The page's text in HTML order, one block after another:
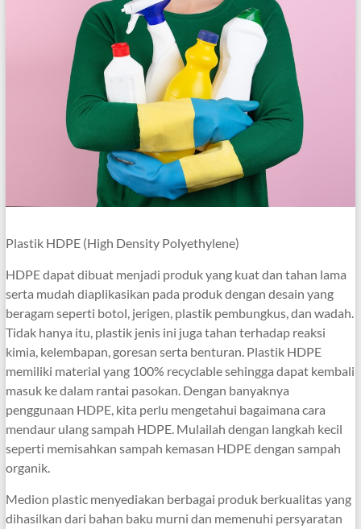
Plastik HDPE (High Density Polyethylene)
HDPE dapat dibuat menjadi produk yang kuat dan tahan lama
serta mudah diaplikasikan pada produk dengan desain yang
beragam seperti botol, jerigen, plastik pembungkus, dan wadah.
Tidak hanya itu, plastik jenis ini juga tahan terhadap reaksi
kimia, kelembapan, goresan serta benturan. Plastik HDPE
memiliki material yang 100% recyclable sehingga dapat kembali
masuk ke dalam rantai pasokan. Dengan banyaknya
penggunaan HDPE, kita perlu mengetahui bagaimana cara
mendaur ulang sampah HDPE. Mulailah dengan langkah kecil
seperti memisahkan sampah kemasan HDPE dengan sampah
organik.
Medion plastic menyediakan berbagai produk berkualitas yang
dihasilkan dari bahan baku murni dan memenuhi persyaratan